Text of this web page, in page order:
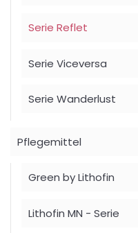
Serie Reflet
Serie Viceversa
Serie Wanderlust
Pflegemittel
Green by Lithofin
Lithofin MN - Serie